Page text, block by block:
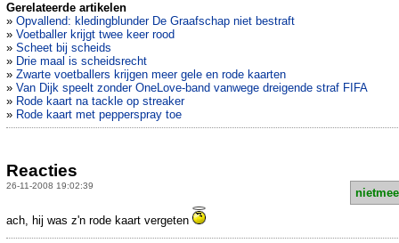
Gerelateerde artikelen
» Opvallend: kledingblunder De Graafschap niet bestraft
» Voetballer krijgt twee keer rood
» Scheet bij scheids
» Drie maal is scheidsrecht
» Zwarte voetballers krijgen meer gele en rode kaarten
» Van Dijk speelt zonder OneLove-band vanwege dreigende straf FIFA
» Rode kaart na tackle op streaker
» Rode kaart met pepperspray toe
Reacties
26-11-2008 19:02:39
ach, hij was z'n rode kaart vergeten